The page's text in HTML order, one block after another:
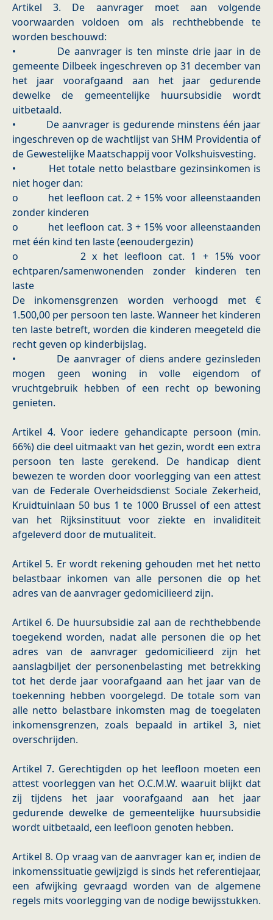
Artikel 3. De aanvrager moet aan volgende
voorwaarden voldoen om als rechthebbende te
worden beschouwd:
• De aanvrager is ten minste drie jaar in de
gemeente Dilbeek ingeschreven op 31 december van
het jaar voorafgaand aan het jaar gedurende
dewelke de gemeentelijke huursubsidie wordt
uitbetaald.
• De aanvrager is gedurende minstens één jaar
ingeschreven op de wachtlijst van SHM Providentia of
de Gewestelijke Maatschappij voor Volkshuisvesting.
• Het totale netto belastbare gezinsinkomen is
niet hoger dan:
o het leefloon cat. 2 + 15% voor alleenstaanden
zonder kinderen
o het leefloon cat. 3 + 15% voor alleenstaanden
met één kind ten laste (eenoudergezin)
o 2 x het leefloon cat. 1 + 15% voor
echtparen/samenwonenden zonder kinderen ten
laste
De inkomensgrenzen worden verhoogd met €
1.500,00 per persoon ten laste. Wanneer het kinderen
ten laste betreft, worden die kinderen meegeteld die
recht geven op kinderbijslag.
• De aanvrager of diens andere gezinsleden
mogen geen woning in volle eigendom of
vruchtgebruik hebben of een recht op bewoning
genieten.
Artikel 4. Voor iedere gehandicapte persoon (min.
66%) die deel uitmaakt van het gezin, wordt een extra
persoon ten laste gerekend. De handicap dient
bewezen te worden door voorlegging van een attest
van de Federale Overheidsdienst Sociale Zekerheid,
Kruidtuinlaan 50 bus 1 te 1000 Brussel of een attest
van het Rijksinstituut voor ziekte en invaliditeit
afgeleverd door de mutualiteit.
Artikel 5. Er wordt rekening gehouden met het netto
belastbaar inkomen van alle personen die op het
adres van de aanvrager gedomicilieerd zijn.
Artikel 6. De huursubsidie zal aan de rechthebbende
toegekend worden, nadat alle personen die op het
adres van de aanvrager gedomicilieerd zijn het
aanslagbiljet der personenbelasting met betrekking
tot het derde jaar voorafgaand aan het jaar van de
toekenning hebben voorgelegd. De totale som van
alle netto belastbare inkomsten mag de toegelaten
inkomensgrenzen, zoals bepaald in artikel 3, niet
overschrijden.
Artikel 7. Gerechtigden op het leefloon moeten een
attest voorleggen van het O.C.M.W. waaruit blijkt dat
zij tijdens het jaar voorafgaand aan het jaar
gedurende dewelke de gemeentelijke huursubsidie
wordt uitbetaald, een leefloon genoten hebben.
Artikel 8. Op vraag van de aanvrager kan er, indien de
inkomenssituatie gewijzigd is sinds het referentiejaar,
een afwijking gevraagd worden van de algemene
regels mits voorlegging van de nodige bewijsstukken.